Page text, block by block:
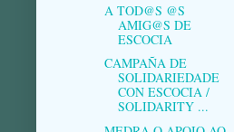
A TOD@S @S
AMIG@S DE
ESCOCIA
CAMPAÑA DE
SOLIDARIEDADE
CON ESCOCIA /
SOLIDARITY ...